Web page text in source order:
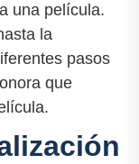
una película.
la
pasos
que